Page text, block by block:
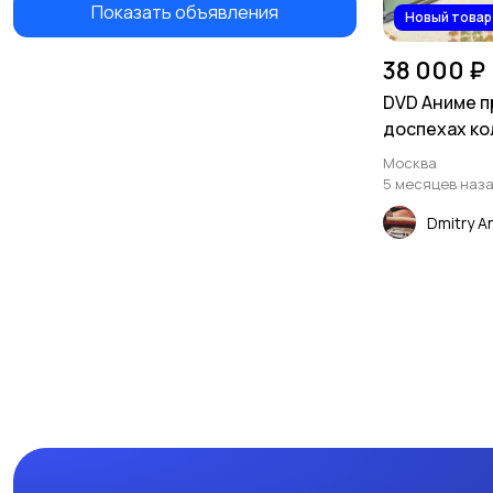
Показать объявления Новый товар
38 000 ₽
DVD Аниме
доспехах
издание
Москва
5 месяцев
Dmitry